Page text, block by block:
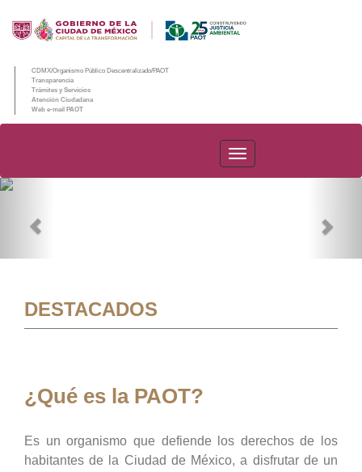
CDMX/Organismo Público Descentralizado/PAOT
Transparencia
Trámites y Servicios
Atención Ciudadana
Web e-mail PAOT
PAOT
DESTACADOS
¿Qué es la PAOT?
Es un organismo que defiende los derechos de los
habitantes de la Ciudad de México, a disfrutar de un